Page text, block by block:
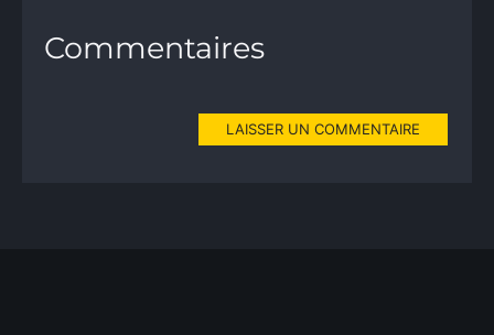
Commentaires
LAISSER UN COMMENTAIRE